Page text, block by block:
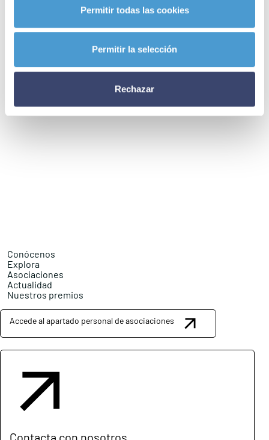
Permitir todas las cookies
Permitir la selección
Rechazar
Conócenos
Explora
Asociaciones
Actualidad
Nuestros premios
Accede al apartado personal de asociaciones